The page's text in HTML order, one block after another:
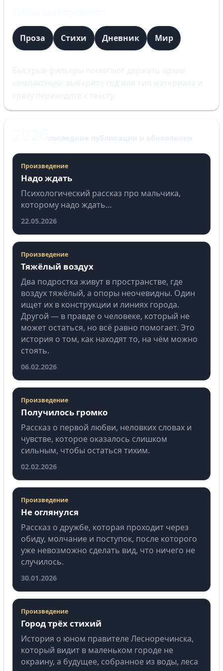
Произведение
Надо ждать
Психологический рассказ про мальчика,
которому надо ждать…
22.05.2026
Произведение
Тяжёлый воздух
Два подростка живут в пространстве, где
воздух тяжёлый, а опоры неочевидны. Один
ищет их в конструкции и линиях города.
Другой — в правде о человеке, который не
может остаться, но всё равно помогает. Это
история о том, как находят то, на чём можно
стоять.
06.02.2026
Произведение
Получилось громко
Рассказ о первой любви, неловких словах и
чувстве, которое оказалось слишком
сильным, чтобы остаться тихим.
02.02.2026
Произведение
Не оглянулся
Рассказ о дружбе, которая проходит через
обиду, молчание и поступок, после которого
уже невозможно сделать вид, что ничего не
случилось.
30.01.2026
Произведение
Город трёх стихий
История о юном правителе Лесноречинска,
который видит в маленьком городе не
окраину, а будущее, собранное из воды, леса
Проза Стихи Дневник Мир